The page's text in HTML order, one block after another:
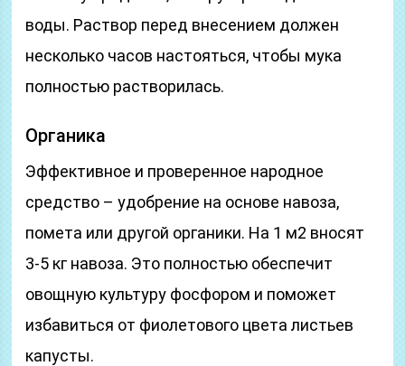
воды. Раствор перед внесением должен
несколько часов настояться, чтобы мука
полностью растворилась.
Органика
Эффективное и проверенное народное
средство – удобрение на основе навоза,
помета или другой органики. На 1 м2 вносят
3-5 кг навоза. Это полностью обеспечит
овощную культуру фосфором и поможет
избавиться от фиолетового цвета листьев
капусты.